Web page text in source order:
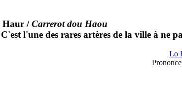
Haur /Carrerot dou Haou
l'une des rares artères de la ville à ne
Lo